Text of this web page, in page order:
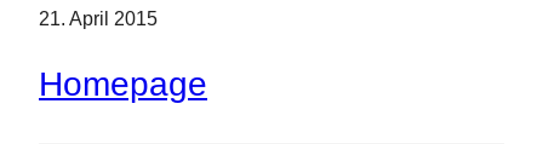
21. April 2015
Homepage